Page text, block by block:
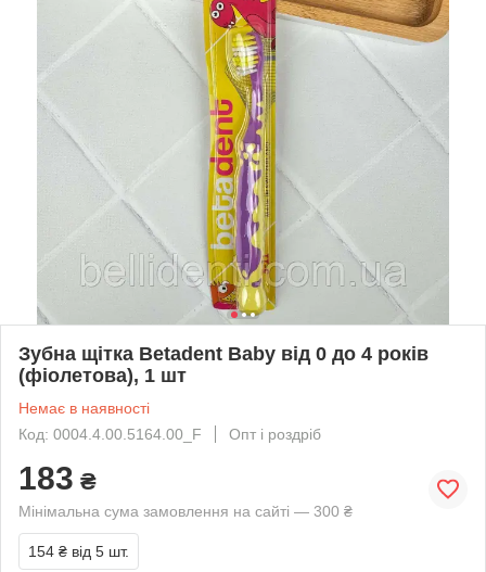
Зубна щітка Betadent Baby від 0 до 4 років
(фіолетова), 1 шт
Немає в наявності
Код: 0004.4.00.5164.00_F
Опт і роздріб
183 ₴
Мінімальна сума замовлення на сайті — 300 ₴
154 ₴ від 5 шт.